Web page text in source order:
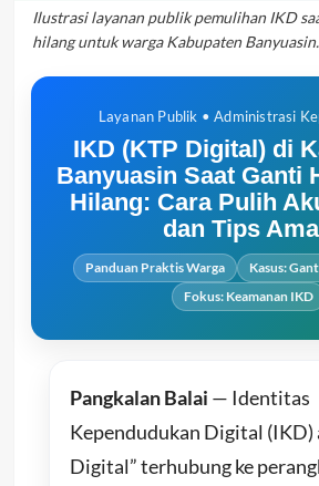
Ilustrasi layanan publik pemulihan IKD
hilang untuk warga Kabupaten
Layanan Publik • Administrasi
IKD (KTP Digital) di
Banyuasin Saat Ganti
Hilang: Cara Pulih
dan Tips
Panduan Praktis Warga
Kasus:
Fokus: Keamanan IKD
Pangkalan Balai — Identitas
Kependudukan Digital (IKD)
Digital” terhubung ke